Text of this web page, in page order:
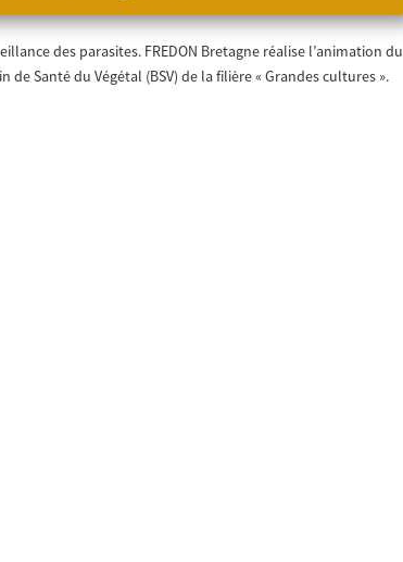
des parasites. FREDON Bretagne réalise l’animation du
Santé du Végétal (BSV) de la filière « Grandes cultures ».